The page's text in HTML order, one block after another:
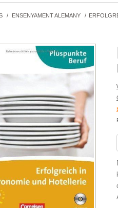
/ ENSENYAMENT ALEMANY /